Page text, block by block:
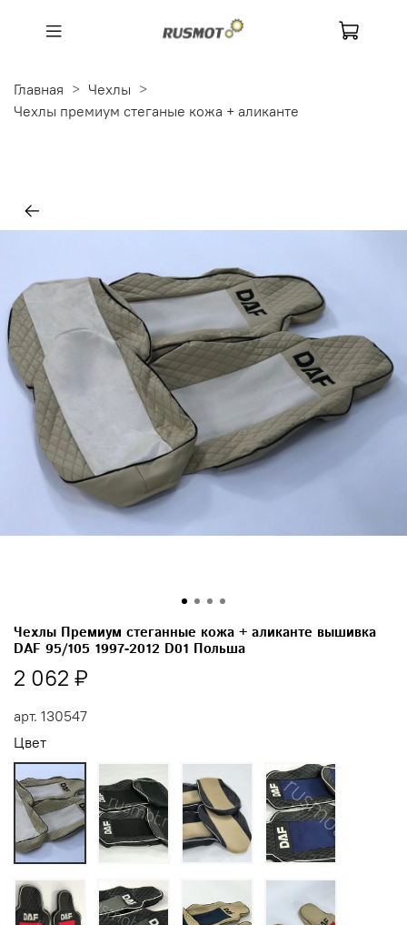
Главная
Чехлы
Чехлы премиум стеганые кожа + аликанте
арт. 130547
Чехлы Премиум стеганные кожа + аликанте вышивка
DAF 95/105 1997-2012 D01 Польша
2 062 ₽
Цвет